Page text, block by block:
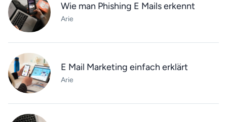
Wie man Phishing E Mails erkennt
Arie
E Mail Marketing einfach erklärt
Arie